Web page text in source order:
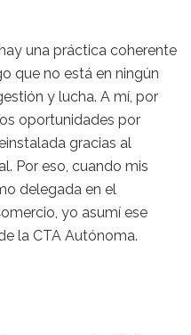
una práctica coherente
que no está en ningún
y lucha. A mí, por
oportunidades por
gracias al
Por eso, cuando mis
delegada en el
yo asumí ese
la CTA Autónoma.